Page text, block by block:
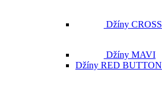
Džíny CROSS
Džíny MAVI
Džíny RED BUTTON